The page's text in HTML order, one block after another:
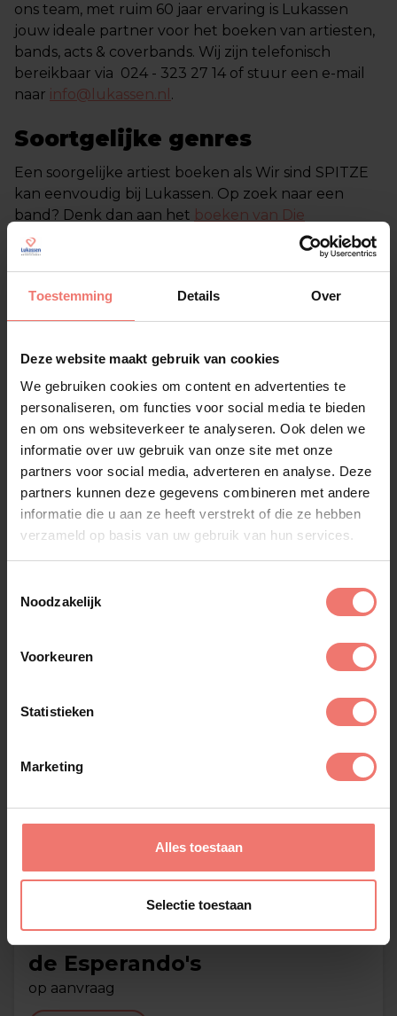
Toestemming Details Over
Deze website maakt gebruik van cookies
We gebruiken cookies om content en advertenties te
personaliseren, om functies voor social media te bieden
en om ons websiteverkeer te analyseren. Ook delen we
informatie over uw gebruik van onze site met onze
partners voor social media, adverteren en analyse. Deze
partners kunnen deze gegevens combineren met andere
informatie die u aan ze heeft verstrekt of die ze hebben
verzameld op basis van uw gebruik van hun services.
Noodzakelijk
Voorkeuren
Statistieken
Marketing
Alles toestaan
Selectie toestaan
ons team, met ruim 60 jaar ervaring is Lukassen
jouw ideale partner voor het boeken van artiesten,
bands, acts & coverbands. Wij zijn telefonisch
bereikbaar via 024 - 323 27 14 of stuur een e-mail
naar info@lukassen.nl .
Soortgelijke genres
Een soorgelijke artiest boeken als Wir sind SPITZE
kan eenvoudig bij Lukassen. Op zoek naar een
band? Denk dan aan het boeken van Die
Powerhosen
Otto
Lagerfett
De Alphenzusjes
van.
Vergelijkbare artiesten
de Esperando's
op aanvraag